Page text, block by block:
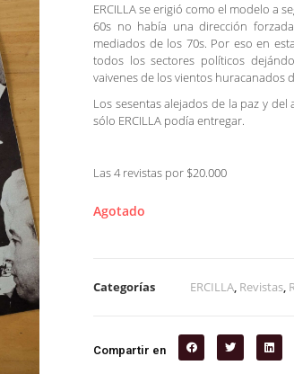
ERCILLA se erigió como el modelo a
60s no había una dirección
mediados de los 70s. Por eso en
todos los sectores políticos
vaivenes de los vientos huracanados
Los sesentas alejados de la paz y
sólo ERCILLA podía entregar.
Las 4 revistas por $20.000
Agotado
Categorías ERCILLA, Revistas,
Compartir en